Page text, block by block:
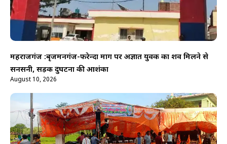
महराजगंज :बृजमनगंज-फरेन्दा मार्ग पर अज्ञात युवक का शव मिलने से
सनसनी, सड़क दुर्घटना की आशंका
August 10, 2026